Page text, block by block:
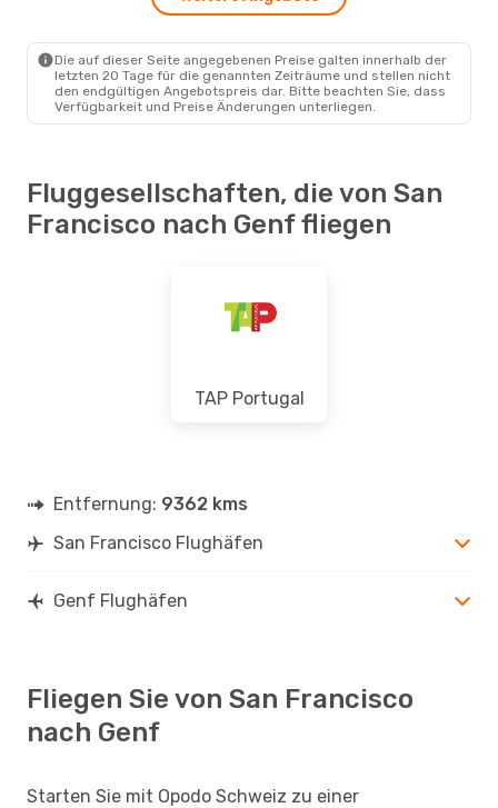
American Airlines
Die auf dieser Seite angegebenen Preise galten innerhalb der
letzten 20 Tage für die genannten Zeiträume und stellen nicht
den endgültigen Angebotspreis dar. Bitte beachten Sie, dass
Verfügbarkeit und Preise Änderungen unterliegen.
Fluggesellschaften, die von San
Francisco nach Genf fliegen
TAP Portugal
Entfernung: 9362 kms
San Francisco Flughäfen
Genf Flughäfen
Fliegen Sie von San Francisco
nach Genf
Starten Sie mit Opodo Schweiz zu einer